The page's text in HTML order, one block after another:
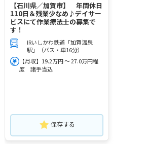
【石川県／加賀市】 年間休日
110日＆残業少なめ♪デイサー
ビスにて作業療法士の募集で
す！
IRいしかわ鉄道「加賀温泉
駅」（バス・車16分）
【月収】19.2万円 ～ 27.0万円程
度 諸手当込
保存する